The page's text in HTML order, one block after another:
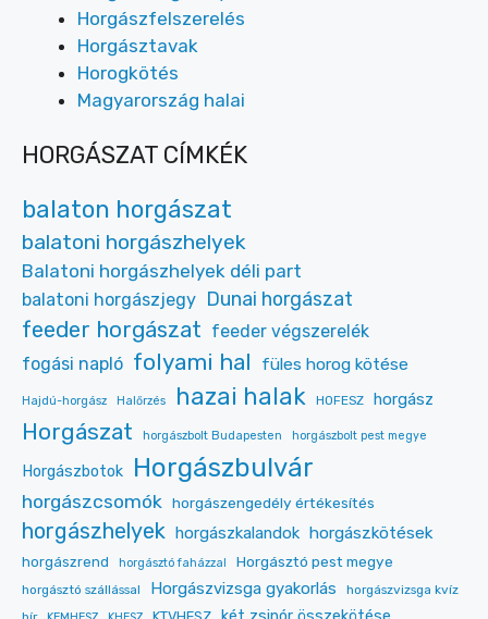
Horgászfelszerelés
Horgásztavak
Horogkötés
Magyarország halai
HORGÁSZAT CÍMKÉK
balaton horgászat
balatoni horgászhelyek
Balatoni horgászhelyek déli part
balatoni horgászjegy Dunai horgászat
feeder horgászat feeder végszerelék
fogási napló folyami hal füles horog kötése
Hajdú-horgász Halőrzés hazai halak HOFESZ horgász
Horgászat horgászbolt Budapesten horgászbolt pest megye
Horgászbotok Horgászbulvár
horgászcsomók horgászengedély értékesítés
horgászhelyek horgászkalandok horgászkötések
horgászrend horgásztó faházzal Horgásztó pest megye
horgásztó szállással Horgászvizsga gyakorlás
horgászvizsga kvíz